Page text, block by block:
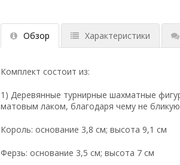
Обзор Характеристики
Комплект состоит из:
1) Деревянные турнирные шахматные
матовым лаком, благодаря чему не
Король: основание 3,8 см; высота 9,1 см
Ферзь: основание 3,5 см; высота 7 см